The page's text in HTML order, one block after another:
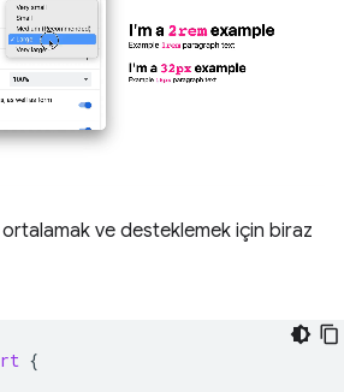
ve desteklemek için biraz
{